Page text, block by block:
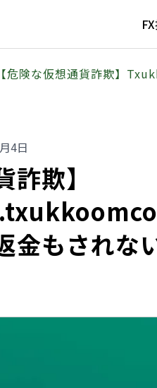
【危険な仮想通貨詐欺】
4日
詐欺】
金もされな